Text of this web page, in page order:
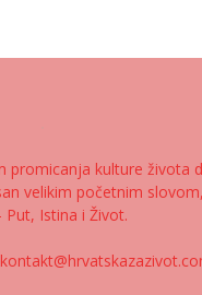
kulture života
velikim početnim
Put, Istina i Život.